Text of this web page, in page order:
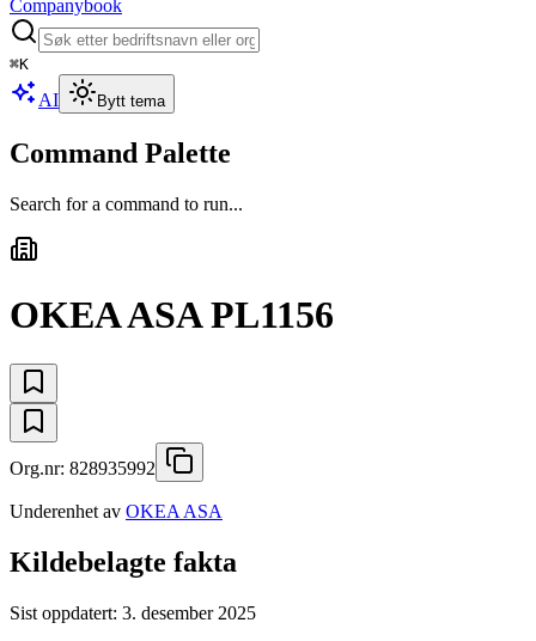
Companybook
⌘K
AI Bytt tema
Command Palette
Search for a command to run...
OKEA ASA PL1156
Org.nr: 828935992
Underenhet av OKEA ASA
Kildebelagte fakta
Sist oppdatert: 3. desember 2025